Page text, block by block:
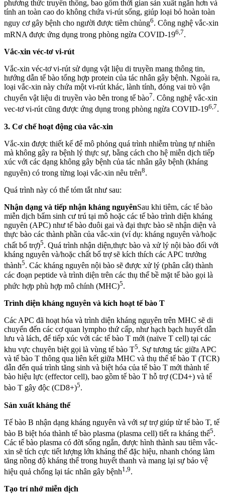
phương thức truyền thống, bao gồm thời gian sản xuất ngắn hơn và
tính an toàn cao do không chứa vi-rút sống, giúp loại bỏ hoàn toàn
nguy cơ gây bệnh cho người được tiêm chủng6. Công nghệ vắc-xin
mRNA được ứng dụng trong phòng ngừa COVID-196,7.
Vắc-xin véc-tơ vi-rút
Vắc-xin véc-tơ vi-rút sử dụng vật liệu di truyền mang thông tin,
hướng dẫn tế bào tổng hợp protein của tác nhân gây bệnh. Ngoài ra,
loại vắc-xin này chứa một vi-rút khác, lành tính, đóng vai trò vận
chuyển vật liệu di truyền vào bên trong tế bào7. Công nghệ vắc-xin
vec-tơ vi-rút cũng được ứng dụng trong phòng ngừa COVID-196,7.
3. Cơ chế hoạt động của vắc-xin
Vắc-xin được thiết kế để mô phỏng quá trình nhiễm trùng tự nhiên
mà không gây ra bệnh lý thực sự, bằng cách cho hệ miễn dịch tiếp
xúc với các dạng không gây bệnh của tác nhân gây bệnh (kháng
nguyên) có trong từng loại vắc-xin nêu trên8.
Quá trình này có thể tóm tắt như sau:
Nhận dạng và tiếp nhận kháng nguyênSau khi tiêm, các tế bào
miễn dịch bẩm sinh cư trú tại mô hoặc các tế bào trình diện kháng
nguyên (APC) như tế bào đuôi gai và đại thực bào sẽ nhận diện và
thực bào các thành phần của vắc-xin (ví dụ: kháng nguyên và/hoặc
chất bổ trợ)5. Quá trình nhận diện,thực bào và xử lý nội bào đối với
kháng nguyên và/hoặc chất bổ trợ sẽ kích thích các APC trưởng
thành5. Các kháng nguyên nội bào sẽ được xử lý (phân cắt) thành
các đoạn peptide và trình diện trên các thụ thể bề mặt tế bào gọi là
phức hợp phù hợp mô chính (MHC)5.
Trình diện kháng nguyên và kích hoạt tế bào T
Các APC đã hoạt hóa và trình diện kháng nguyên trên MHC sẽ di
chuyển đến các cơ quan lympho thứ cấp, như hạch bạch huyết dẫn
lưu và lách, để tiếp xúc với các tế bào T mới (naïve T cell) tại các
khu vực chuyên biệt gọi là vùng tế bào T5. Sự tương tác giữa APC
và tế bào T thông qua liên kết giữa MHC và thụ thể tế bào T (TCR)
dẫn đến quá trình tăng sinh và biệt hóa của tế bào T mới thành tế
bào hiệu lực (effector cell), bao gồm tế bào T hỗ trợ (CD4+) và tế
bào T gây độc (CD8+)5.
Sản xuất kháng thể
Tế bào B nhận dạng kháng nguyên và với sự trợ giúp từ tế bào T, tế
bào B biệt hóa thành tế bào plasma (plasma cell) tiết ra kháng thể5.
Các tế bào plasma có đời sống ngắn, được hình thành sau tiêm vắc-
xin sẽ tích cực tiết lượng lớn kháng thể đặc hiệu, nhanh chóng làm
tăng nồng độ kháng thể trong huyết thanh và mang lại sự bảo vệ
hiệu quả chống lại tác nhân gây bệnh1,9.
Tạo trí nhớ miễn dịch